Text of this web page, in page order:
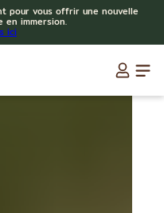
pour vous offrir une nouvelle
en immersion.
ici